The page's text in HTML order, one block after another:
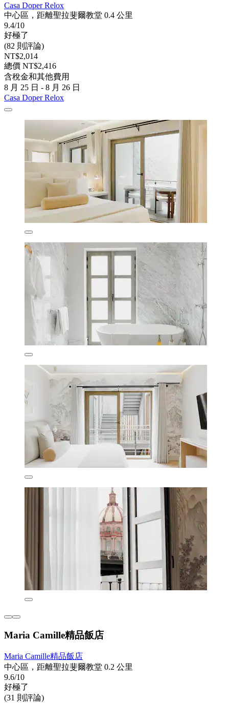
Casa Doper Relox
中心區，距離聖拉斐爾教堂 0.4 公里
9.4/10
好極了
(82 則評論)
NT$2,014
總價 NT$2,416
含稅金和其他費用
8 月 25 日 - 8 月 26 日
Casa Doper Relox
Maria Camille精品飯店
Maria Camille精品飯店
中心區，距離聖拉斐爾教堂 0.2 公里
9.6/10
好極了
(31 則評論)